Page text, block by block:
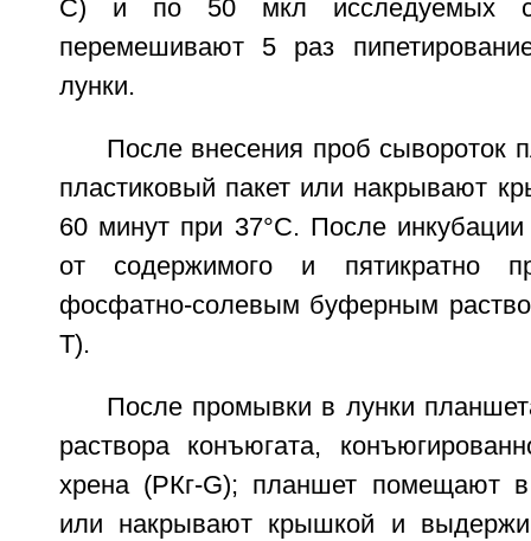
С) и по 50 мкл исследуемых
перемешивают 5 раз
лунки.
После внесения проб сывороток
пластиковый пакет или накрывают
60 минут при 37°C. После
от содержимого и пятикратно
фосфатно-солевым буферным
Т).
После промывки в лунки
раствора конъюгата,
хрена (РКг-G); планшет помещают в
или накрывают крышкой и